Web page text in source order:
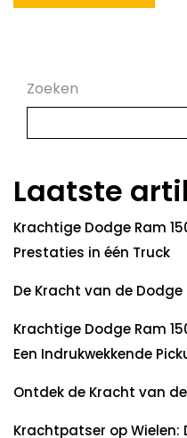
Zoeken
Laatste
Krachtige Dodge Ram
Prestaties in één Truck
De Kracht van de Dodge
Krachtige Dodge Ram
Een Indrukwekkende
Ontdek de Kracht van
Krachtpatser op Wielen: